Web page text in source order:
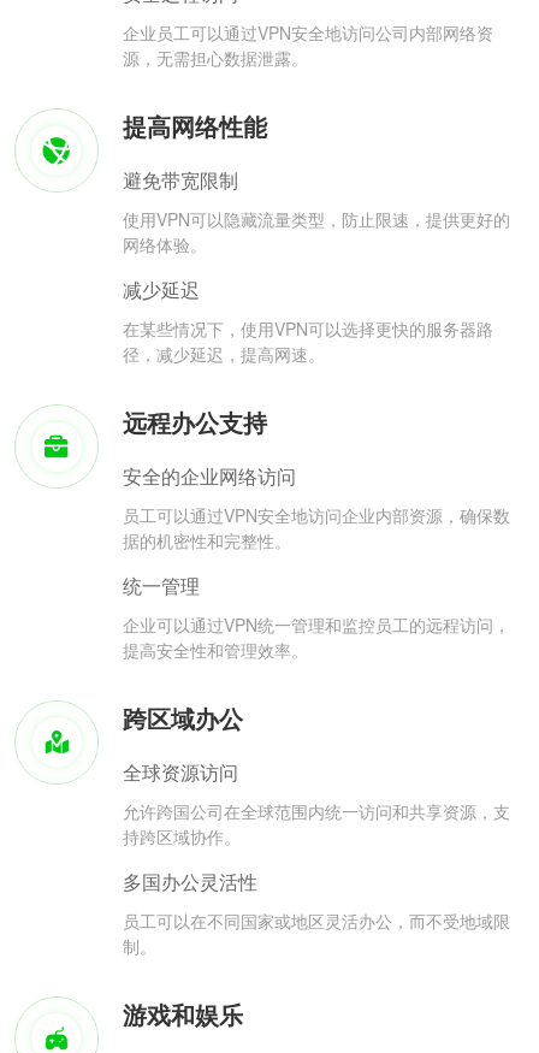
企业员工可以通过VPN安全地访问公司内部网络资
源，无需担心数据泄露。
提高网络性能
避免带宽限制
使用VPN可以隐藏流量类型，防止限速，提供更好的
网络体验。
减少延迟
在某些情况下，使用VPN可以选择更快的服务器路
径，减少延迟，提高网速。
远程办公支持
安全的企业网络访问
员工可以通过VPN安全地访问企业内部资源，确保数
据的机密性和完整性。
统一管理
企业可以通过VPN统一管理和监控员工的远程访问，
提高安全性和管理效率。
跨区域办公
全球资源访问
允许跨国公司在全球范围内统一访问和共享资源，支
持跨区域协作。
多国办公灵活性
员工可以在不同国家或地区灵活办公，而不受地域限
制。
游戏和娱乐